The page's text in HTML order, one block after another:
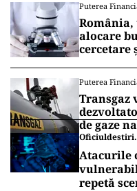
Puterea
România,
alocare
cercetare
Puterea
Transgaz
de gaze
Atacurile
repetă